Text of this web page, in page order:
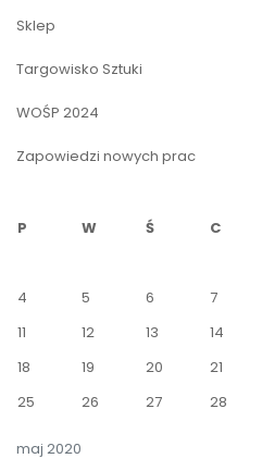
Sklep
Targowisko Sztuki
WOŚP 2024
Zapowiedzi nowych prac
maj 2020
P W Ś C
4
5 6 7
11
12 13 14
18
19 20 21
25
26 27 28